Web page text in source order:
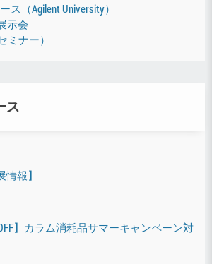
ス（Agilent University）
示会
ミナー）
ス
情報】
OFF】カラム消耗品サマーキャンペーン対